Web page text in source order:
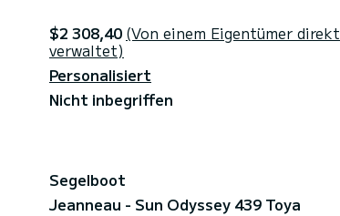
$2 308,40 (Von einem Eigentümer direkt
verwaltet)
Personalisiert
Nicht inbegriffen
Segelboot
Jeanneau - Sun Odyssey 439 Toya